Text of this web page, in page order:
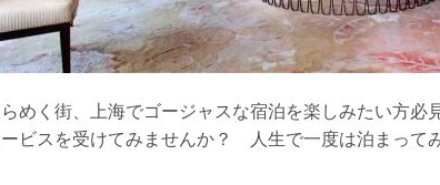
めく街、上海でゴージャスな宿泊を楽しみたい方
ビスを受けてみませんか？ 人生で一度は泊まって